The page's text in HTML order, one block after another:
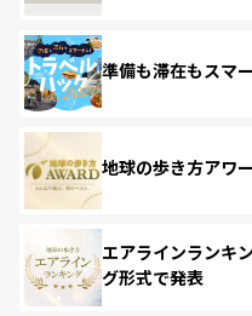
準備も滞在もスマ
地球の歩き方アワ
エアラインランキ
グ形式で発表